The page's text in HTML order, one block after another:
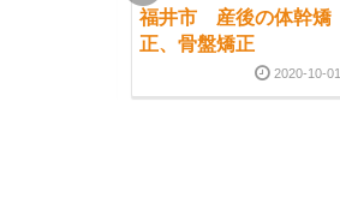
福井市 産後の体幹矯
正、骨盤矯正
2020-10-01